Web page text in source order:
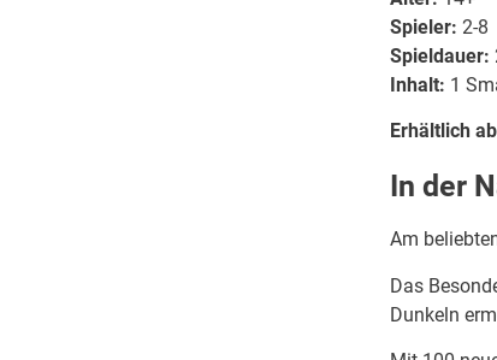
Spieler: 2-8
Spieldauer:
Inhalt: 1
Erhältlich
In der
Am
Das
Dunkeln